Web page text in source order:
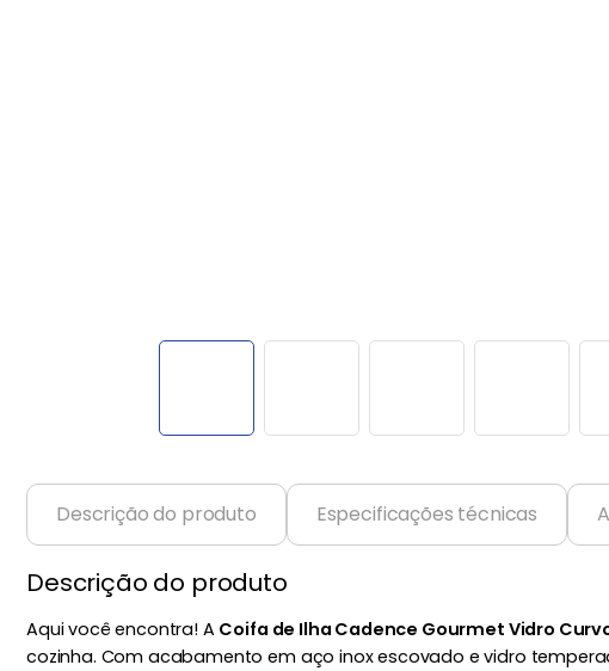
Descrição do produto Especificações técnicas
Descrição do produto
Aqui você encontra! A Coifa de Ilha Cadence Gourmet Vidro
cozinha. Com acabamento em aço inox escovado e vidro